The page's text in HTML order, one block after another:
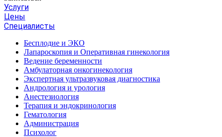
Услуги
Цены
Специалисты
Бесплодие и ЭКО
Лапароскопия и Оперативная гинекология
Ведение беременности
Амбулаторная онкогинекология
Экспертная ультразвуковая диагностика
Андрология и урология
Анестезиология
Терапия и эндокринология
Гематология
Администрация
Психолог